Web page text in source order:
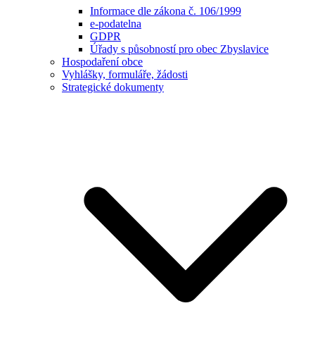
Informace dle zákona č. 106/1999
e-podatelna
GDPR
Úřady s působností pro obec Zbyslavice
Hospodaření obce
Vyhlášky, formuláře, žádosti
Strategické dokumenty